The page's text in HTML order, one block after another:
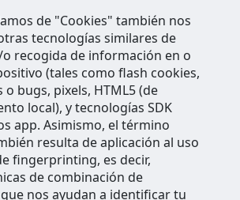
de "Cookies" también nos
tecnologías similares de
recogida de información en o
(tales como flash cookies,
o bugs, pixels, HTML5 (de
local), y tecnologías SDK
app. Asimismo, el término
resulta de aplicación al uso
fingerprinting, es decir,
de combinación de
nos ayudan a identificar tu